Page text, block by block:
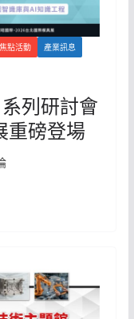
焦點活動 產業訊息
列研討會
重磅登場